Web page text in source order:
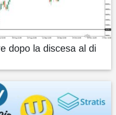
dopo la discesa al di